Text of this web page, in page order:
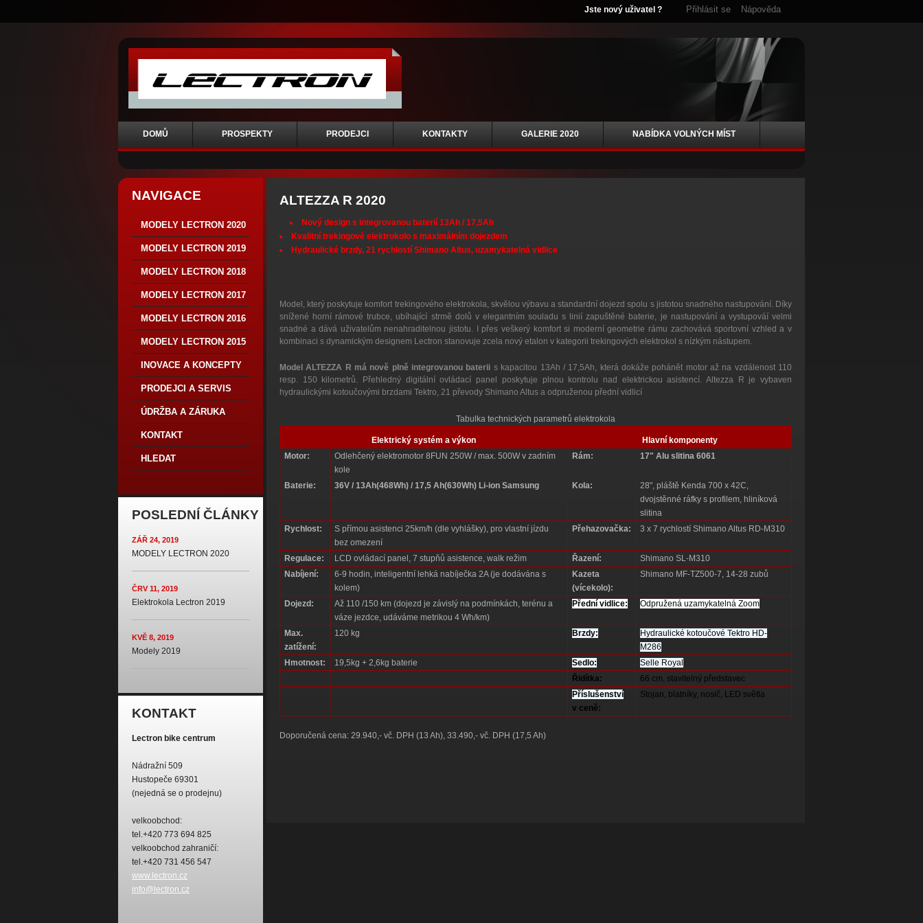
Jste nový uživatel ? Přihlásit se Nápověda
DOMŮ PROSPEKTY PRODEJCI KONTAKTY GALERIE 2020 NABÍDKA VOLNÝCH MÍST
NAVIGACE
MODELY LECTRON 2020
MODELY LECTRON 2019
MODELY LECTRON 2018
MODELY LECTRON 2017
MODELY LECTRON 2016
MODELY LECTRON 2015
INOVACE A KONCEPTY
PRODEJCI A SERVIS
ÚDRŽBA A ZÁRUKA
KONTAKT
HLEDAT
POSLEDNÍ ČLÁNKY
ZÁŘ 24, 2019
MODELY LECTRON 2020
ČRV 11, 2019
Elektrokola Lectron 2019
KVĚ 8, 2019
Modely 2019
KONTAKT
Lectron bike centrum
Nádražní 509
Hustopeče 69301
(nejedná se o prodejnu)
velkoobchod:
tel.+420 773 694 825
velkoobchod zahraničí:
tel.+420 731 456 547
www.lectron.cz
info@lectron.cz
ALTEZZA R 2020
Nový design s integrovanou baterií 13Ah / 17,5Ah
Kvalitní trekingové elektrokolo s maximálním dojezdem
Hydraulické brzdy, 21 rychlostí Shimano Altus, uzamykatelná vidlice
Model, který poskytuje komfort trekingového elektrokola, skvělou výbavu a standardní dojezd spolu s jistotou snadného nastupování. Díky
snížené horní rámové trubce, ubíhající strmě dolů v elegantním souladu s linií zapuštěné baterie, je nastupování a vystupováí velmi
snadné a dává uživatelům nenahraditelnou jistotu. I přes veškerý komfort si moderní geometrie rámu zachovává sportovní vzhled a v
kombinaci s dynamickým designem Lectron stanovuje zcela nový etalon v kategorii trekingových elektrokol s nízkým nástupem.
Model ALTEZZA R má nově plně integrovanou baterii s kapacitou 13Ah / 17,5Ah, která dokáže pohánět motor až na vzdálenost 110
resp. 150 kilometrů. Přehledný digitální ovládací panel poskytuje plnou kontrolu nad elektrickou asistencí. Altezza R je vybaven
hydraulickými kotoučovými brzdami Tektro, 21 převody Shimano Altus a odpruženou přední vidlicí
Tabulka technických parametrů elektrokola
Elektrický systém a výkon
Hlavní komponenty
Motor:
Odlehčený elektromotor 8FUN 250W / max. 500W v zadním
kole
Rám: 17" Alu slitina 6061
Baterie: 36V / 13Ah(468Wh) / 17,5 Ah(630Wh) Li-ion Samsung Kola:
28", pláště Kenda 700 x 42C,
dvojstěnné ráfky s profilem, hliníková
slitina
Rychlost:
S přímou asistenci 25km/h (dle vyhlášky), pro vlastní jízdu
bez omezení
Přehazovačka: 3 x 7 rychlostí Shimano Altus RD-M310
Regulace: LCD ovládací panel, 7 stupňů asistence, walk režim Řazení:
Shimano SL-M310
Nabíjení:
6-9 hodin, inteligentní lehká nabíječka 2A (je dodávána s
kolem)
Kazeta
(vícekolo):
Shimano MF-TZ500-7, 14-28 zubů
Dojezd:
Až 110 /150 km (dojezd je závislý na podmínkách, terénu a
váze jezdce, udáváme metrikou 4 Wh/km)
Přední vidlice: Odpružená uzamykatelná Zoom
Max.
zatížení:
120 kg Brzdy:
Hydraulické kotoučové Tektro HD-
M286
Hmotnost:
19,5kg + 2,6kg baterie Sedlo:
Selle Royal
Řidítka:
66 cm, stavitelný představec
Příslušenství
v ceně:
Stojan, blatníky, nosič, LED světla
Doporučená cena: 29.940,- vč. DPH (13 Ah), 33.490,- vč. DPH (17,5 Ah)